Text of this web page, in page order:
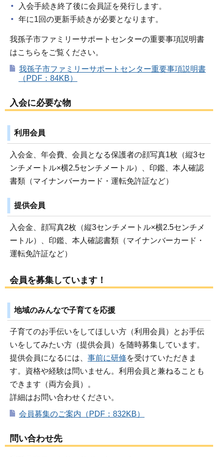
入会手続き終了後に会員証を発行します。
年に1回の更新手続きが必要となります。
我孫子市ファミリーサポートセンターの重要事項説明書
はこちらをご覧ください。
我孫子市ファミリーサポートセンター重要事項説明書
（PDF：84KB）
入会に必要な物
利用会員
入会金、年会費、会員となる保護者の顔写真1枚（縦3セ
ンチメートル×横2.5センチメートル）、印鑑、本人確認
書類（マイナンバーカード・運転免許証など）
提供会員
入会金、顔写真2枚（縦3センチメートル×横2.5センチメ
ートル）、印鑑、本人確認書類（マイナンバーカード・
運転免許証など）
会員を募集しています！
地域のみんなで子育てを応援
子育てのお手伝いをしてほしい方（利用会員）とお手伝
いをしてみたい方（提供会員）を随時募集しています。
提供会員になるには、 事前に研修を受けていただきま
す。資格や経験は問いません。利用会員と兼ねることも
できます（両方会員）。
詳細はお問い合わせください。
会員募集のご案内（PDF：832KB）
問い合わせ先